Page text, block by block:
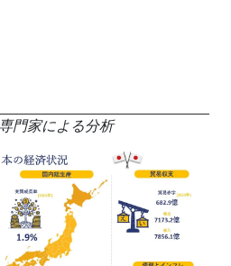
門家による分析